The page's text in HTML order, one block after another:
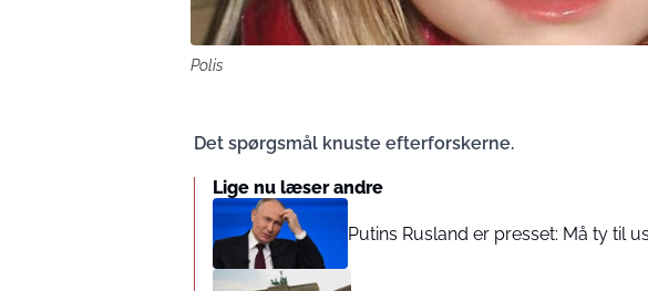
Polis
Det spørgsmål knuste efterforskerne.
Lige nu læser andre
Putins Rusland er presset: Må ty til